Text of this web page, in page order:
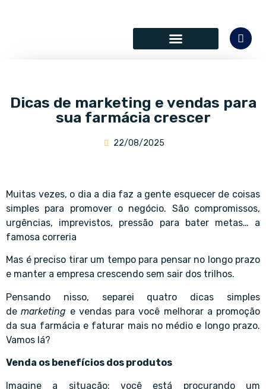
Dicas de marketing e vendas para
sua farmácia crescer
22/08/2025
Muitas vezes, o dia a dia faz a gente esquecer de coisas
simples para promover o negócio. São compromissos,
urgências, imprevistos, pressão para bater metas… a
famosa correria
Mas é preciso tirar um tempo para pensar no longo prazo
e manter a empresa crescendo sem sair dos trilhos.
Pensando nisso, separei quatro dicas simples
demarketing e vendas para você melhorar a promoção
da sua farmácia e faturar mais no médio e longo prazo.
Vamos lá?
Venda os benefícios dos produtos
Imagine a situação: você está procurando um